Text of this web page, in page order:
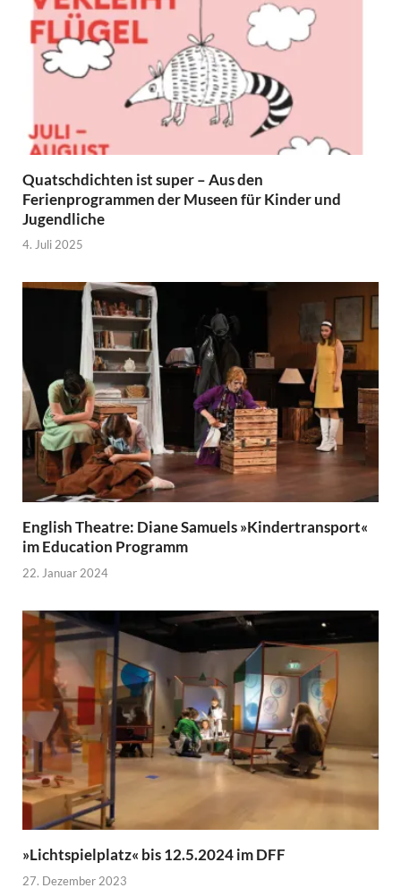
Quatschdichten ist super – Aus den
Ferienprogrammen der Museen für Kinder und
Jugendliche
4. Juli 2025
English Theatre: Diane Samuels »Kindertransport«
im Education Programm
22. Januar 2024
»Lichtspielplatz« bis 12.5.2024 im DFF
27. Dezember 2023